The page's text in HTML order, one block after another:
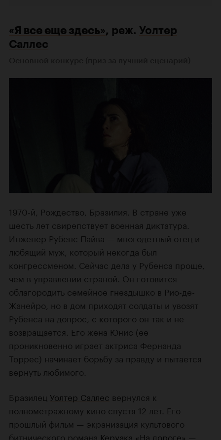
«Я все еще здесь», реж. Уолтер
Саллес
1970-й, Рождество, Бразилия. В стране уже
шесть лет свирепствует военная диктатура.
Инженер Рубенс Пайва — многодетный отец и
любящий муж, который некогда был
конгрессменом. Сейчас дела у Рубенса проще,
чем в управлении страной. Он готовится
облагородить семейное гнездышко в Рио-де-
Жанейро, но в дом приходят солдаты и увозят
Рубенса на допрос, с которого он так и не
возвращается. Его жена Юнис (ее
проникновенно играет актриса Фернанда
Торрес) начинает борьбу за правду и пытается
вернуть любимого.
Бразилец Уолтер Саллес вернулся к
полнометражному кино спустя 12 лет. Его
прошлый фильм — экранизация культового
битнического романа Керуака «На дороге» —